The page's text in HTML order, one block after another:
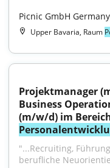
Picnic GmbH Germany
Upper Bavaria, Raum
Projektmanager
Business
"...Recruiting,
berufliche